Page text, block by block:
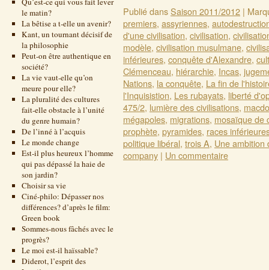
le matin?
La bêtise a t-elle un avenir?
Kant, un tournant décisif de
la philosophie
Peut-on être authentique en
société?
La vie vaut-elle qu’on
meure pour elle?
La pluralité des cultures
fait-elle obstacle à l’unité
du genre humain?
De l’inné à l’acquis
Le monde change
Est-il plus heureux l’homme
qui pas dépassé la haie de
son jardin?
Choisir sa vie
Ciné-philo: Dépasser nos
différences? d’après le film:
Green book
Sommes-nous fâchés avec le
progrès?
Le moi est-il haïssable?
Diderot, l’esprit des
Publié dansSaison 2011/2012 |
premiers, assyriennes,
d'une civilisation, civilisation,
modèle, civilisation musulmane,
inférieures, conquête d'Alexandre,
Clémenceau, hiérarchie, Incas,
Nations, la conquête, La fin de
l'Inquisistion, Les rubayats, liberté
475/2, lumière des civilisations,
mégapoles, migrations, mosaïque de
prophète, pyramides, races
politique libéral, trois A, Une ambition
company | Un commentaire